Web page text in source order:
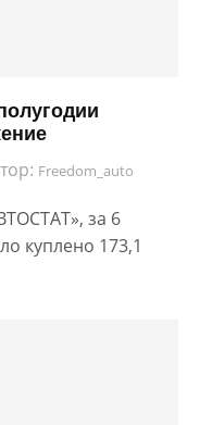
Freedom_auto
за 6
куплено 173,1